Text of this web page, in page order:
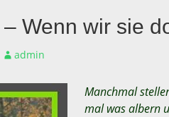
Wenn wir sie
Autoradmin
Manchmal
mal was albern